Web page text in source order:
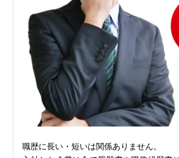
職歴に長い・短いは関係ありません。